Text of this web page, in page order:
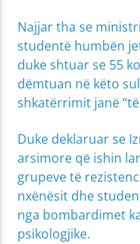
Najjar tha se
studentë humbën
duke shtuar se 55
dëmtuan në këto
shkatërrimit janë
Duke deklaruar se
arsimore që ishin
grupeve të
nxënësit dhe
nga bombardimet
psikologjike.